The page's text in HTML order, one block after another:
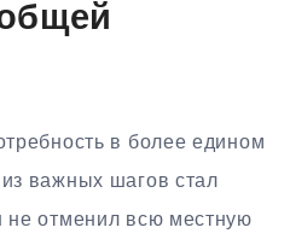
в более едином
важных шагов стал
не отменил всю местную